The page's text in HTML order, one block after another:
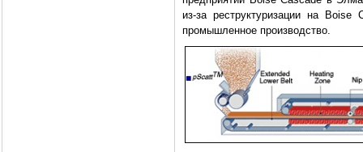
из-за реструктуризации на
промышленное производство.